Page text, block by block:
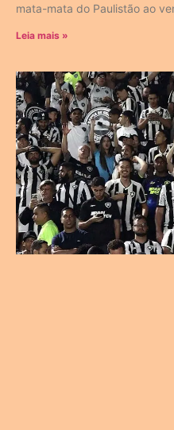
mata-mata do Paulistão ao
Leia mais »